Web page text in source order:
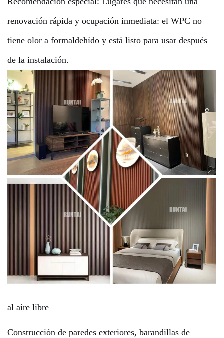
renovación rápida y ocupación inmediata: el WPC no
tiene olor a formaldehído y está listo para usar después
de la instalación.
al aire libre
Construcción de paredes exteriores, barandillas de